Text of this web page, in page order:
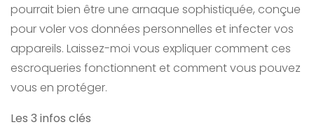
pourrait bien être une arnaque sophistiquée, conçue
pour voler vos données personnelles et infecter vos
appareils. Laissez-moi vous expliquer comment ces
escroqueries fonctionnent et comment vous pouvez
vous en protéger.
Les 3 infos clés